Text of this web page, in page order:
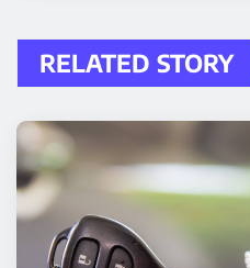
RELATED STORY